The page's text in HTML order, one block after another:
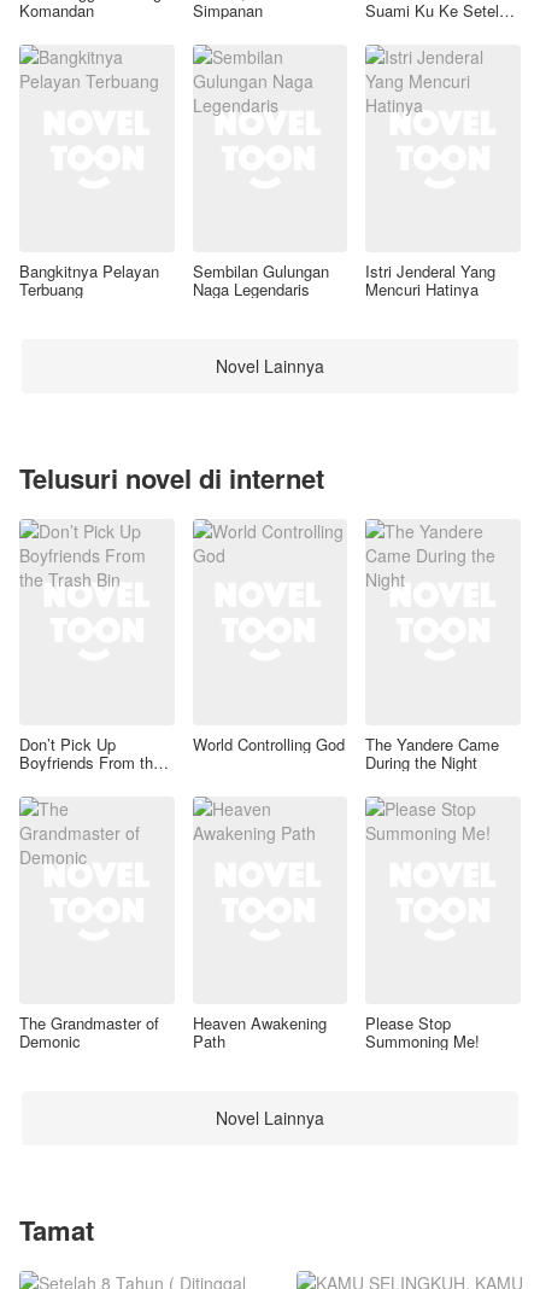
Komandan Simpanan Suami Ku Ke Setelan
Bangkitnya Pelayan
Terbuang
Sembilan Gulungan
Naga Legendaris
Istri Jenderal Yang
Mencuri Hatinya
Novel Lainnya
Telusuri novel di internet
Don’t Pick Up
Boyfriends From the
World Controlling God The Yandere Came
During the Night
The Grandmaster of
Demonic
Heaven Awakening
Path
Please Stop
Summoning Me!
Novel Lainnya
Tamat